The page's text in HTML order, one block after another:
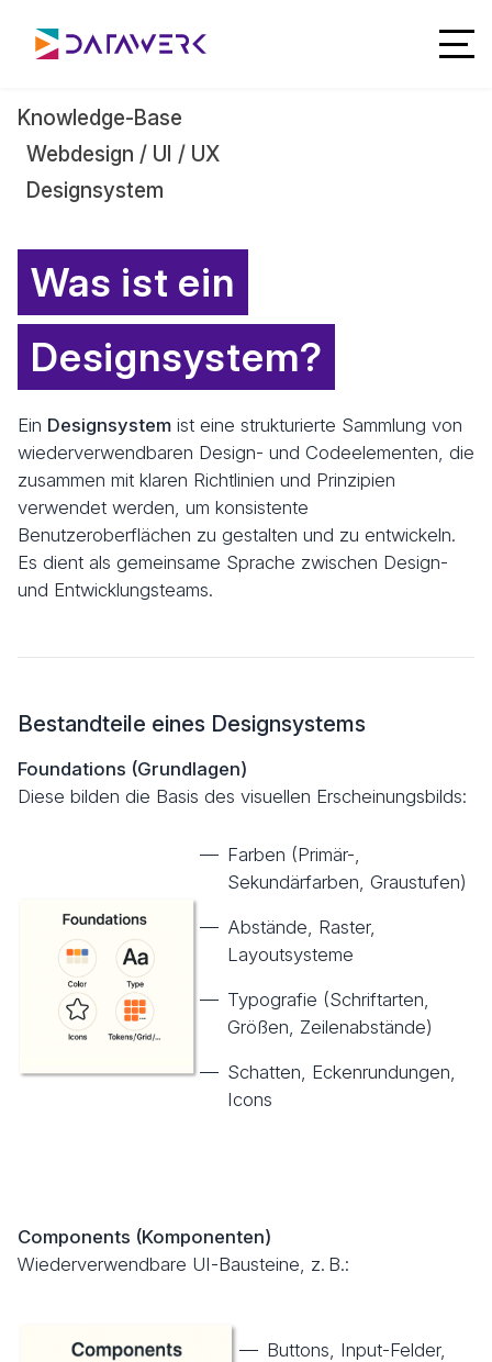
Knowledge-Base
Webdesign / UI / UX
Designsystem
Was ist ein
Designsystem?
Ein Designsystem ist eine strukturierte Sammlung von
wiederverwendbaren Design- und Codeelementen, die
zusammen mit klaren Richtlinien und Prinzipien
verwendet werden, um konsistente
Benutzeroberflächen zu gestalten und zu entwickeln.
Es dient als gemeinsame Sprache zwischen Design-
und Entwicklungsteams.
Bestandteile eines Designsystems
Foundations (Grundlagen)
Diese bilden die Basis des visuellen Erscheinungsbilds:
Farben (Primär-,
Sekundärfarben, Graustufen)
Abstände, Raster,
Layoutsysteme
Typografie (Schriftarten,
Größen, Zeilenabstände)
Schatten, Eckenrundungen,
Icons
Components (Komponenten)
Wiederverwendbare UI-Bausteine, z. B.:
Buttons, Input-Felder,